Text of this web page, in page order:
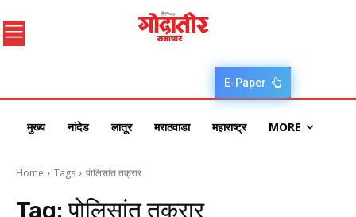
E-Paper
मुख्य नांदेड लातूर मराठवाडा महाराष्ट्र MORE
Home Tags पोलिसांत तक्रार
Tag:पोलिसांत तक्रार